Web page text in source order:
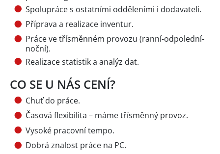
Spolupráce s ostatními odděleními i dodavateli.
Příprava a realizace inventur.
Práce ve třísměnném provozu (ranní-odpolední-
noční).
Realizace statistik a analýz dat.
CO SE U NÁS CENÍ?
Chuť do práce.
Časová flexibilita – máme třísměnný provoz.
Vysoké pracovní tempo.
Dobrá znalost práce na PC.